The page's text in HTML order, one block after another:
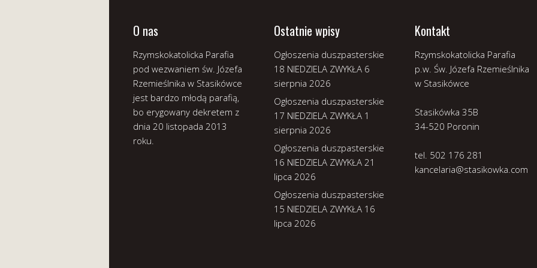
O nas
Rzymskokatolicka Parafia
pod wezwaniem św. Józefa
Rzemieślnika w Stasikówce
jest bardzo młodą parafią,
bo erygowany dekretem z
dnia 20 listopada 2013
roku.
Ostatnie wpisy
Ogłoszenia duszpasterskie
18 NIEDZIELA ZWYKŁA 6
sierpnia 2026
Ogłoszenia duszpasterskie
17 NIEDZIELA ZWYKŁA 1
sierpnia 2026
Ogłoszenia duszpasterskie
16 NIEDZIELA ZWYKŁA 21
lipca 2026
Ogłoszenia duszpasterskie
15 NIEDZIELA ZWYKŁA 16
lipca 2026
Kontakt
Rzymskokatolicka Parafia
p.w. Św. Józefa Rzemieślnika
w Stasikówce
Stasikówka 35B
34-520 Poronin
tel. 502 176 281
kancelaria@stasikowka.com